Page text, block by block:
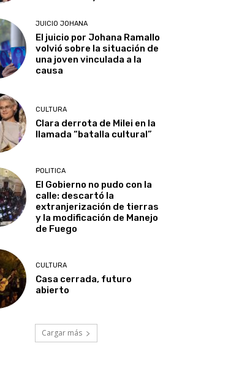
JUICIO JOHANA
El juicio por Johana Ramallo
volvió sobre la situación de
una joven vinculada a la
causa
CULTURA
Clara derrota de Milei en la
llamada “batalla cultural”
POLITICA
El Gobierno no pudo con la
calle: descartó la
extranjerización de tierras
y la modificación de Manejo
de Fuego
CULTURA
Casa cerrada, futuro
abierto
Cargar más